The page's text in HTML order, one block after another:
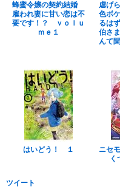
蜂蜜令嬢の契約結婚
雇われ妻に甘い恋は不
要です！？ ｖｏｌｕ
ｍｅ１
虐げ
色ボ
るは
伯さ
んて
はいどう！ １
ニセ
ツイート